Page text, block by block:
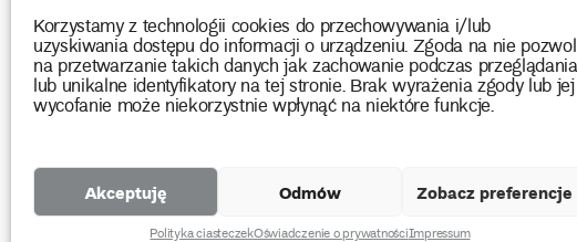
Korzystamy z technologii cookies do przechowywania i/lub
uzyskiwania dostępu do informacji o urządzeniu. Zgoda na nie
na przetwarzanie takich danych jak zachowanie podczas przeglądania
lub unikalne identyfikatory na tej stronie. Brak wyrażenia zgody lub jej
wycofanie może niekorzystnie wpłynąć na niektóre funkcje.
Akceptuję Odmów Zobacz preferencje
Polityka ciasteczekOświadczenie o prywatnościImpressum
Użyczenia obiektów
Biblioteka
Wydawnictwo
Multimedia
Muzealne rozmowy
Kolekcja
Europejskie Dni
Programy badań strat
Projekty
unijne